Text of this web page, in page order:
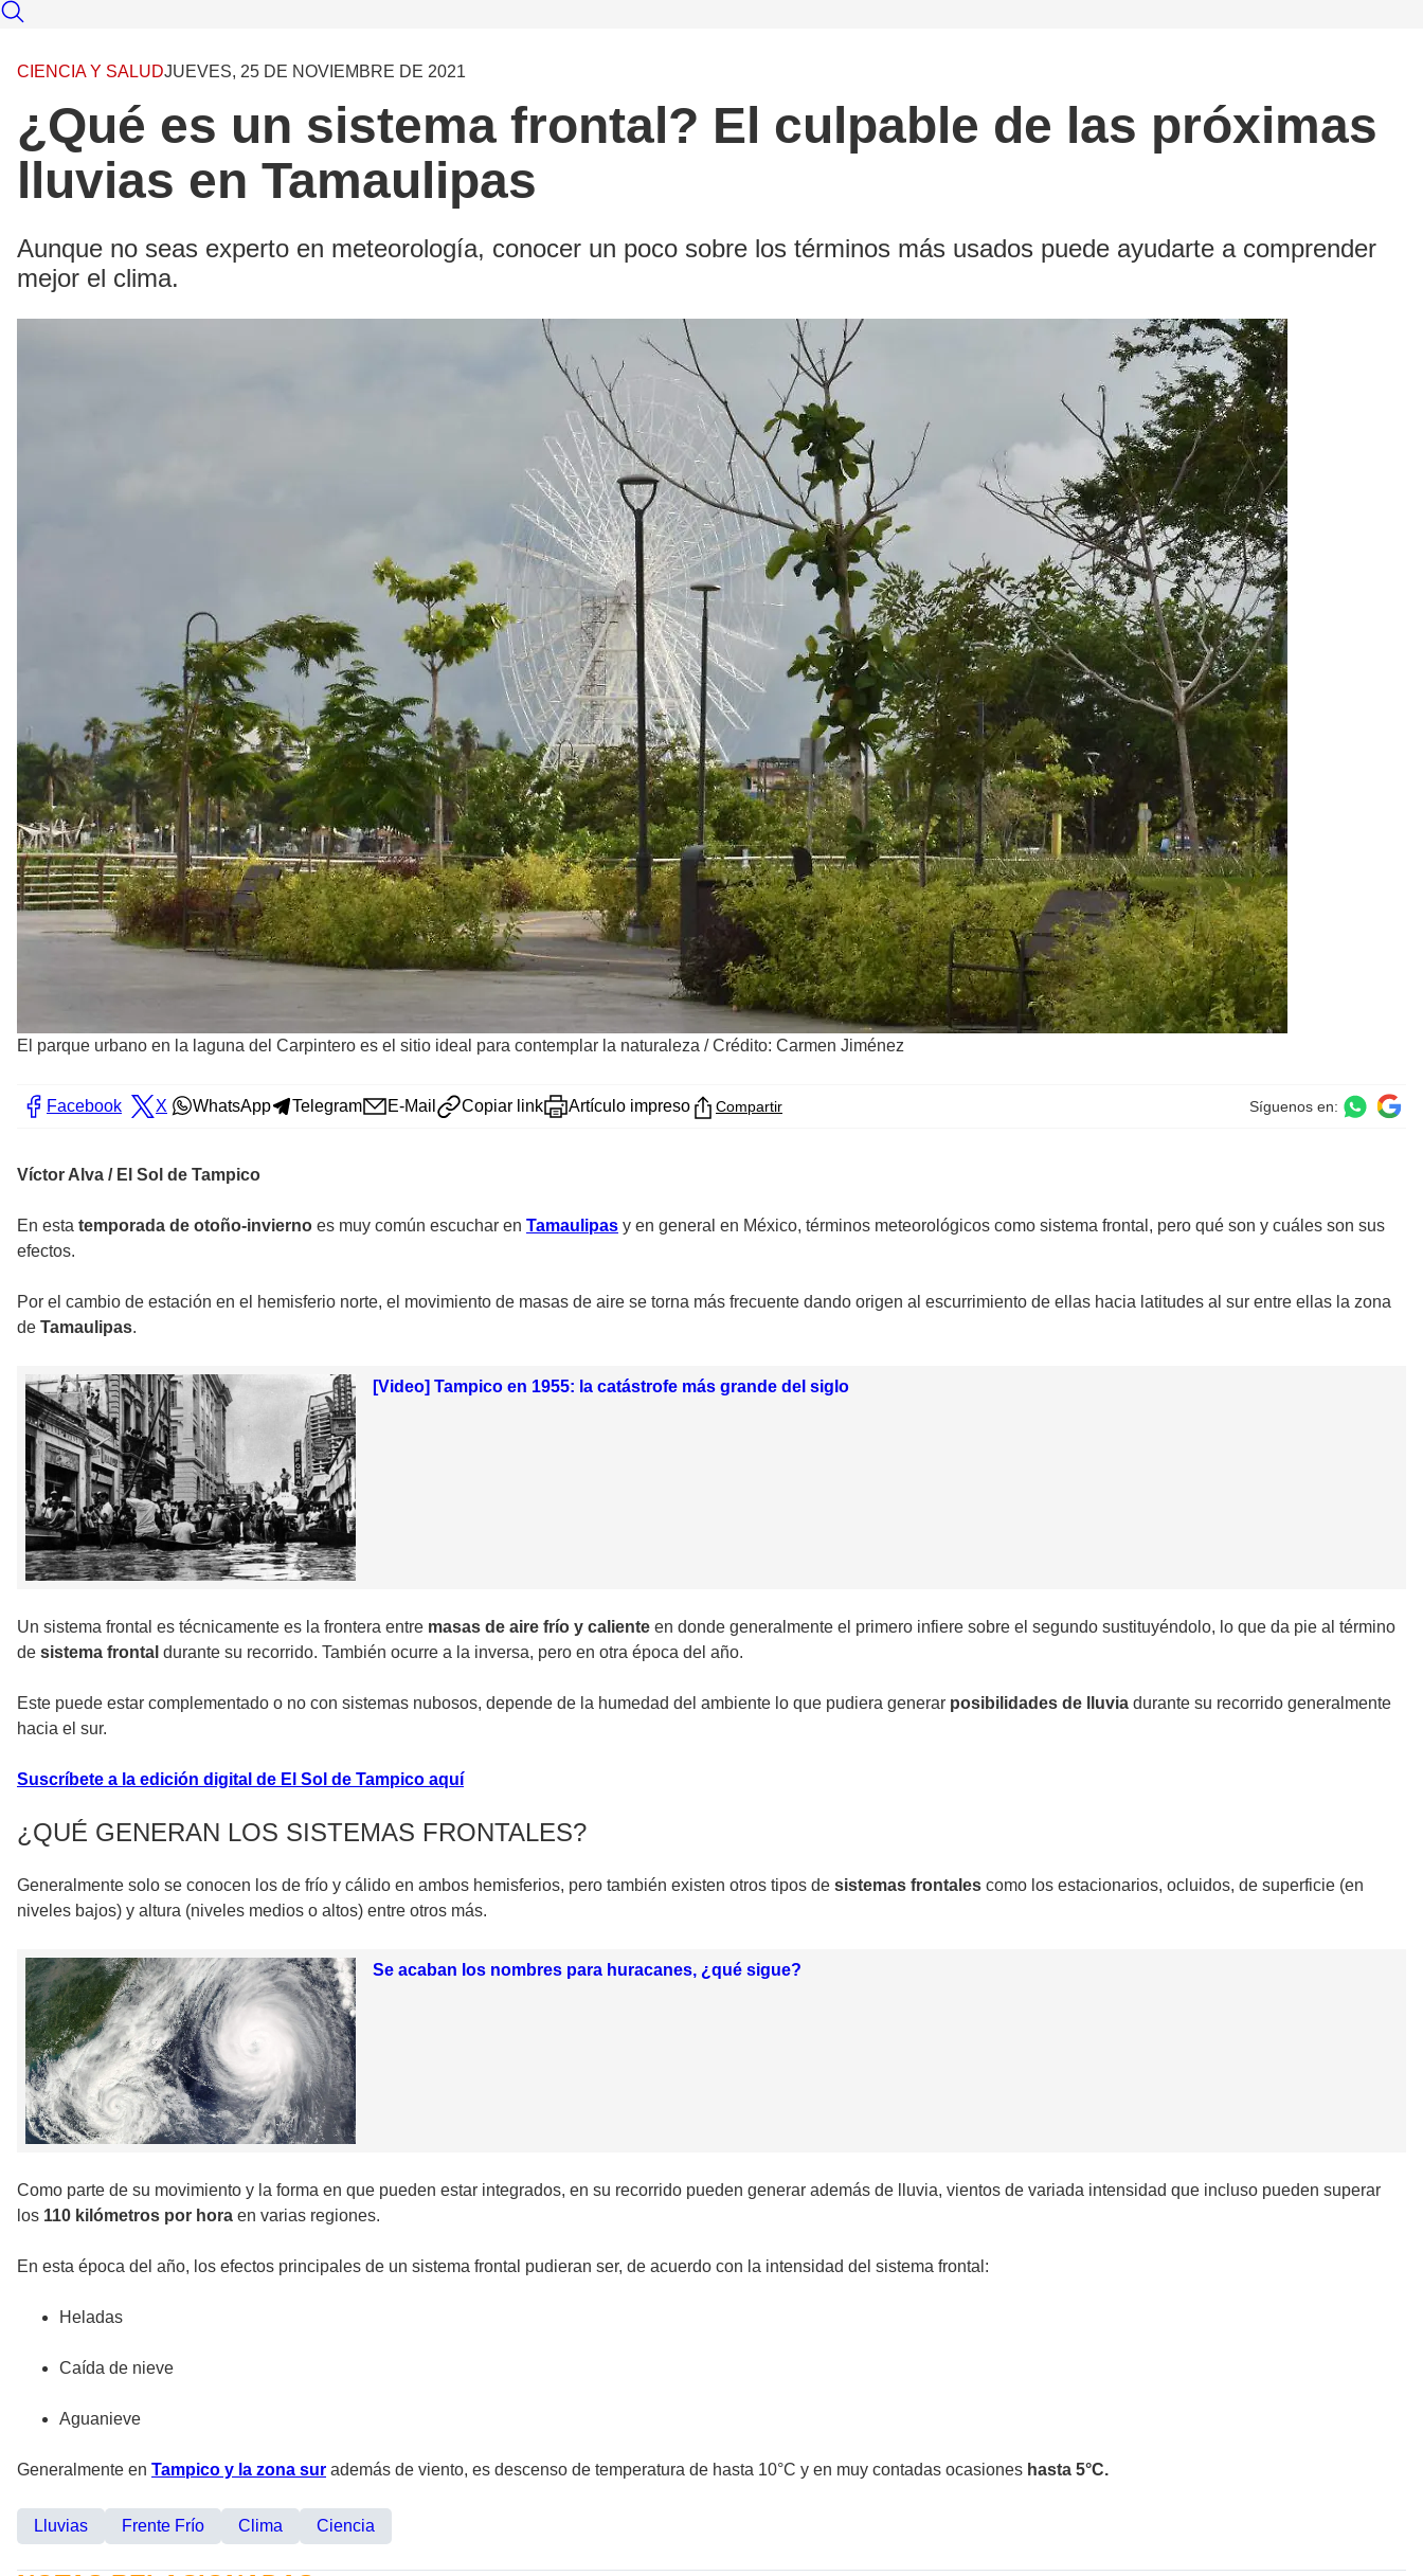
CIENCIA Y SALUDJUEVES, 25 DE NOVIEMBRE DE 2021
¿Qué es un sistema frontal? El culpable de las próximas
lluvias en Tamaulipas
Aunque no seas experto en meteorología, conocer un poco sobre los términos más usados puede ayudarte a comprender
mejor el clima.
El parque urbano en la laguna del Carpintero es el sitio ideal para contemplar la naturaleza /Crédito: Carmen Jiménez
Facebook X WhatsApp Telegram E-Mail Copiar link Artículo impreso Compartir Síguenos en:
Víctor Alva / El Sol de Tampico
En esta temporada de otoño-invierno es muy común escuchar en Tamaulipas y en general en México, términos meteorológicos como sistema frontal, pero qué son y cuáles son sus
efectos.
Por el cambio de estación en el hemisferio norte, el movimiento de masas de aire se torna más frecuente dando origen al escurrimiento de ellas hacia latitudes al sur entre ellas la zona
de Tamaulipas.
[Video] Tampico en 1955: la catástrofe más grande del siglo
Un sistema frontal es técnicamente es la frontera entre masas de aire frío y caliente en donde generalmente el primero infiere sobre el segundo sustituyéndolo, lo que da pie al término
de sistema frontal durante su recorrido. También ocurre a la inversa, pero en otra época del año.
Este puede estar complementado o no con sistemas nubosos, depende de la humedad del ambiente lo que pudiera generar posibilidades de lluvia durante su recorrido generalmente
hacia el sur.
Suscríbete a la edición digital de El Sol de Tampico aquí
¿QUÉ GENERAN LOS SISTEMAS FRONTALES?
Generalmente solo se conocen los de frío y cálido en ambos hemisferios, pero también existen otros tipos de sistemas frontales como los estacionarios, ocluidos, de superficie (en
niveles bajos) y altura (niveles medios o altos) entre otros más.
Se acaban los nombres para huracanes, ¿qué sigue?
Como parte de su movimiento y la forma en que pueden estar integrados, en su recorrido pueden generar además de lluvia, vientos de variada intensidad que incluso pueden superar
los 110 kilómetros por hora en varias regiones.
En esta época del año, los efectos principales de un sistema frontal pudieran ser, de acuerdo con la intensidad del sistema frontal:
Heladas
Caída de nieve
Aguanieve
Generalmente en Tampico y la zona sur además de viento, es descenso de temperatura de hasta 10°C y en muy contadas ocasiones hasta 5°C.
Lluvias Frente Frío Clima Ciencia